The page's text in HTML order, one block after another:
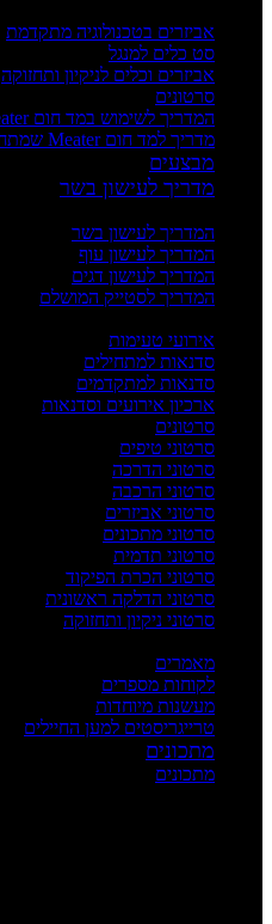
אביזרים בטכנולוגיה מתקדמת
סט כלים למנגל
אביזרים וכלים לניקיון ותחזוקה
סרטונים
המדריך לשימוש במד חום Meater
מדריך למד חום Meater שמתחבר למעשנה Traeger
מבצעים
מדריך לעישון בשר
המדריך לעישון בשר
המדריך לעישון עוף
המדריך לעישון דגים
המדריך לסטייק המושלם
אירועי טעימות
סדנאות למתחילים
סדנאות למתקדמים
ארכיון אירועים וסדנאות
סרטונים
סרטוני טיפים
סרטוני הדרכה
סרטוני הרכבה
סרטוני אביזרים
סרטוני מתכונים
סרטוני תדמית
סרטוני הכרת הפיקוד
סרטוני הדלקה ראשונית
סרטוני ניקיון ותחזוקה
מאמרים
לקוחות מספרים
מעשנות מיוחדות
טרייגריסטים למען החיילים
מתכונים
מתכונים